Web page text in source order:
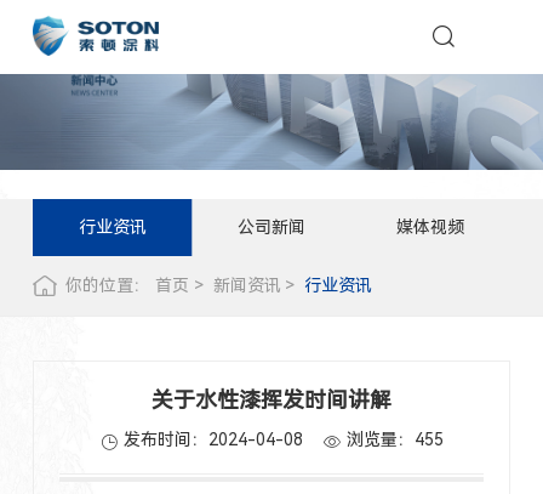
行业资讯 公司新闻 媒体视频
你的位置： 首页 新闻资讯 行业资讯
关于水性漆挥发时间讲解
发布时间：2024-04-08 浏览量： 455